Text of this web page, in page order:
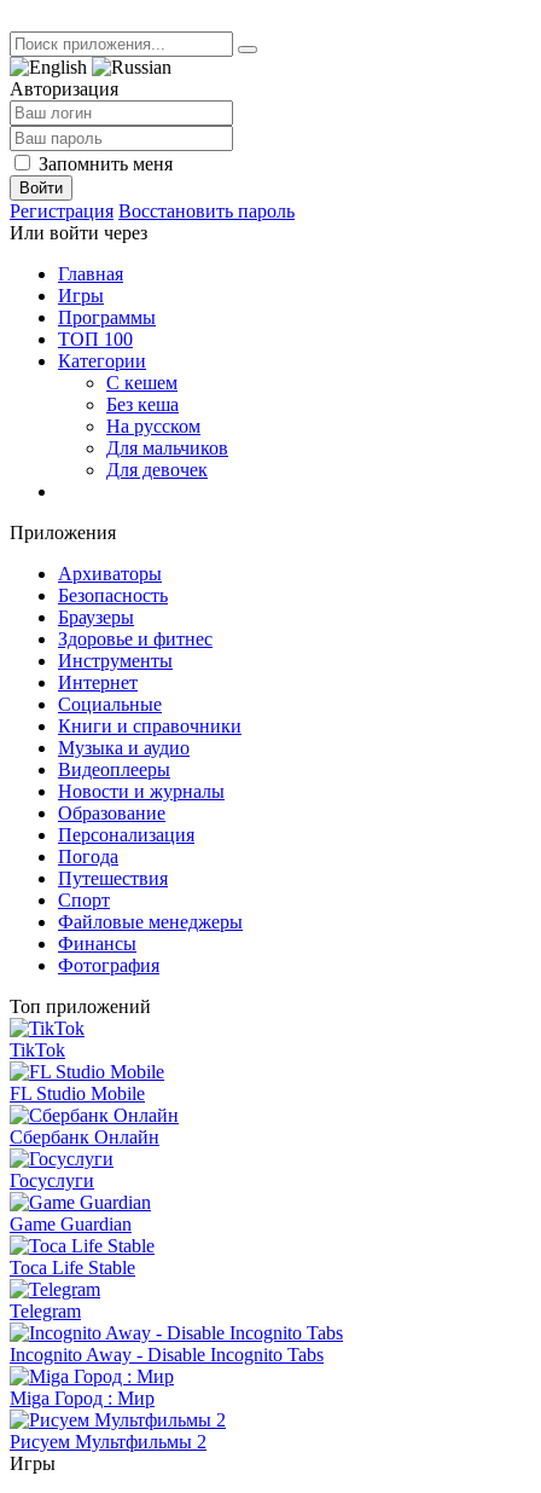
Авторизация
Запомнить меня
Войти
Регистрация Восстановить пароль
Или войти через
Главная
Игры
Программы
ТОП 100
Категории
С кешем
Без кеша
На русском
Для мальчиков
Для девочек
Приложения
Архиваторы
Безопасность
Браузеры
Здоровье и фитнес
Инструменты
Интернет
Социальные
Книги и справочники
Музыка и аудио
Видеоплееры
Новости и журналы
Образование
Персонализация
Погода
Путешествия
Спорт
Файловые менеджеры
Финансы
Фотография
Топ приложений
TikTok
FL Studio Mobile
Сбербанк Онлайн
Госуслуги
Game Guardian
Toca Life Stable
Telegram
Incognito Away - Disable Incognito Tabs
Miga Город : Мир
Рисуем Мультфильмы 2
Игры